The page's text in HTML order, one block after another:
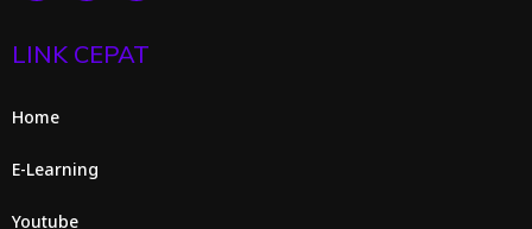
LINK CEPAT
Home
E-Learning
Youtube